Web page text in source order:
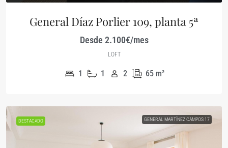
General Díaz Porlier 109, planta 5ª
Desde 2.100€/mes
LOFT
1 1 2 65 m²
DESTACADO GENERAL MARTÍNEZ CAMPOS 17